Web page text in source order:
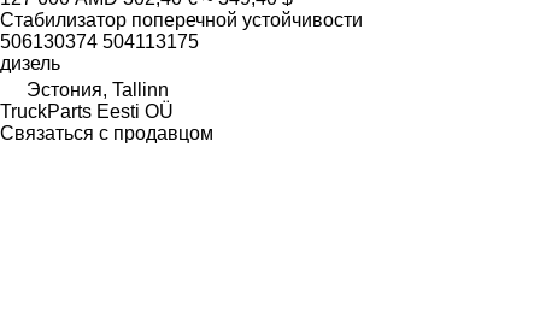
Стабилизатор поперечной устойчивости
506130374 504113175
дизель
Эстония, Tallinn
TruckParts Eesti OÜ
Связаться с продавцом